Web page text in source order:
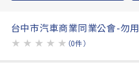
台中市汽車商業同業公會-勿用
★ ★ ★ ★ ★ （0件）